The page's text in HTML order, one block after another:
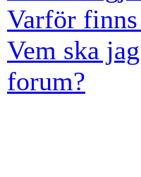
Varför
Vem ska
forum?